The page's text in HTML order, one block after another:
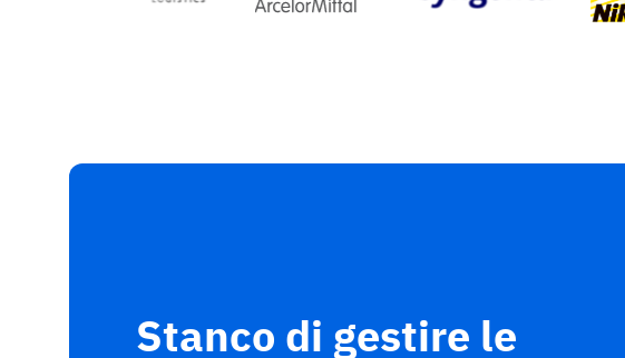
Stanco di gestire le